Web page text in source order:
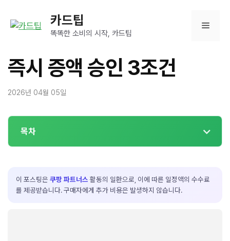
카드팁
똑똑한 소비의 시작, 카드팁
메
즉시 증액 승인 3조건
2026년 04월 05일
목차
이 포스팅은 쿠팡 파트너스 활동의 일환으로, 이에 따른 일정액의 수수료
를 제공받습니다. 구매자에게 추가 비용은 발생하지 않습니다.